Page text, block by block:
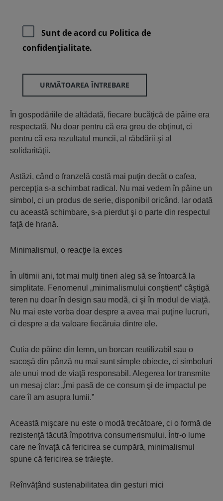
Sunt de acord cu Politica de
confidenţialitate.
URMĂTOAREA ÎNTREBARE
În gospodăriile de altădată, fiecare bucăţică de pâine era
respectată. Nu doar pentru că era greu de obţinut, ci
pentru că era rezultatul muncii, al răbdării şi al
solidarităţii.
Astăzi, când o franzelă costă mai puţin decât o cafea,
percepţia s-a schimbat radical. Nu mai vedem în pâine un
simbol, ci un produs de serie, disponibil oricând. Iar odată
cu această schimbare, s-a pierdut şi o parte din respectul
faţă de hrană.
Minimalismul, o reacţie la exces
În ultimii ani, tot mai mulţi tineri aleg să se întoarcă la
simplitate. Fenomenul „minimalismului conştient” câştigă
teren nu doar în design sau modă, ci şi în modul de viaţă.
Nu mai este vorba doar despre a avea mai puţine lucruri,
ci despre a da valoare fiecăruia dintre ele.
Cutia de pâine din lemn, un borcan reutilizabil sau o
sacoşă din pânză nu mai sunt simple obiecte, ci simboluri
ale unui mod de viaţă responsabil. Alegerea lor transmite
un mesaj clar: „Îmi pasă de ce consum şi de impactul pe
care îl am asupra lumii.”
Această mişcare nu este o modă trecătoare, ci o formă de
rezistenţă tăcută împotriva consumerismului. Într-o lume
care ne învaţă că fericirea se cumpără, minimalismul
spune că fericirea se trăieşte.
Reînvăţând sustenabilitatea din gesturi mici